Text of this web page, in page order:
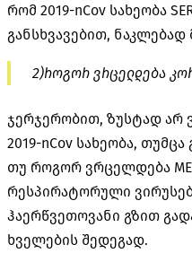
რომ 2019-nCov სახეობა
განსხვავებით,
2)როგორ ვრცელდება
ჯერჯერობით, ზუსტად
2019-nCov სახეობა,
თუ როგორ ვრცელდება
რესპირატორული
ჰაერწვეთოვანი გზით
ხველების შედეგად.